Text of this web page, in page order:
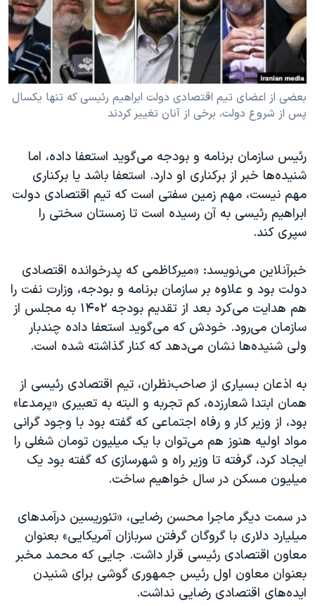
فرهنگ و زندگی
حقوق شهروندی
اقتصادی
اسرائیل در جنگ
آرشیو پخش زنده
مستندها
انتخابات ریاست جمهوری آمریکا ۲۰۲۴
حمله جمهوری اسلامی به اسرائیل
ورزش زنان در ایران
مجموعه مستندهای دادخواهی
تریبونال مردمی آبان ۹۸
دادگاه حمید نوری
چهل سال گروگان‌گیری
قانون شفافیت دارائی کادر رهبری ایران
اعتراضات مردمی آبان ۹۸
اسرائیل در جنگ
نرگس محمدی برنده جایزه نوبل صلح
صفحه‌های ویژه
سفر پرزیدنت ترامپ به چین
دنبال کنید
زبانهای مختلف
بعضی از اعضای تیم اقتصادی دولت ابراهیم رئیسی که تنها یکسال
پس از شروع دولت، برخی از آنان تغییر کردند
رئیس سازمان برنامه و بودجه می‌گوید استعفا داده، اما
شنیده‌ها خبر از برکناری او دارد. استعفا باشد یا برکناری
مهم نیست، مهم زمین سفتی است که تیم اقتصادی دولت
ابراهیم رئیسی به آن رسیده است تا زمستان سختی را
سپری کند.
خبرآنلاین می‌نویسد: «میرکاظمی که پدرخوانده اقتصادی
دولت بود و علاوه بر سازمان برنامه و بودجه، وزارت نفت را
هم هدایت می‌کرد بعد از تقدیم بودجه ۱۴۰۲ به مجلس از
سازمان می‌رود. خودش که می‌گوید استعفا داده چندبار
ولی شنیده‌ها نشان می‌دهد که کنار گذاشته شده است.
به اذعان بسیاری از صاحب‌نظران، تیم اقتصادی رئیسی از
همان ابتدا شعارزده، کم تجربه و البته به تعبیری «پرمدعا»
بود، از وزیر کار و رفاه اجتماعی که گفته بود با وجود گرانی
مواد اولیه هنوز هم می‌توان با یک میلیون تومان شغلی را
ایجاد کرد، گرفته تا وزیر راه و شهرسازی که گفته بود یک
میلیون مسکن در سال خواهیم ساخت.
در سمت دیگر ماجرا محسن رضایی، «تئوریسین درآمدهای
میلیارد دلاری با گروگان گرفتن سربازان آمریکایی» بعنوان
معاون اقتصادی رئیسی قرار داشت. جایی که محمد مخبر
بعنوان معاون اول رئیس جمهوری گوشی برای شنیدن
ایده‌های اقتصادی رضایی نداشت.